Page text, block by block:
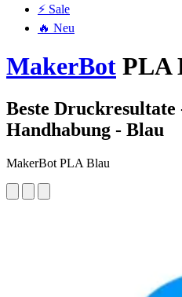
⚡ Sale
🔥 Neu
MakerBot PLA
Beste Druckresultate
Handhabung - Blau
MakerBot PLA Blau